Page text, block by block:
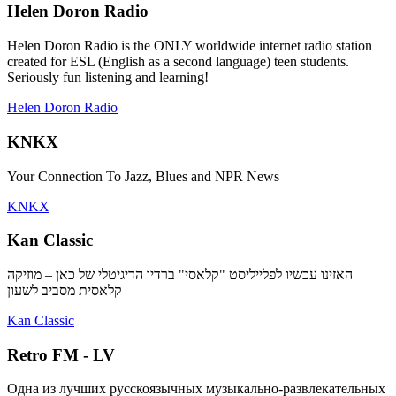
Helen Doron Radio
Helen Doron Radio is the ONLY worldwide internet radio station
created for ESL (English as a second language) teen students.
Seriously fun listening and learning!
Helen Doron Radio
KNKX
Your Connection To Jazz, Blues and NPR News
KNKX
Kan Classic
האזינו עכשיו לפלייליסט "קלאסי" ברדיו הדיגיטלי של כאן – מוזיקה
קלאסית מסביב לשעון
Kan Classic
Retro FM - LV
Одна из лучших русскоязычных музыкально-развлекательных